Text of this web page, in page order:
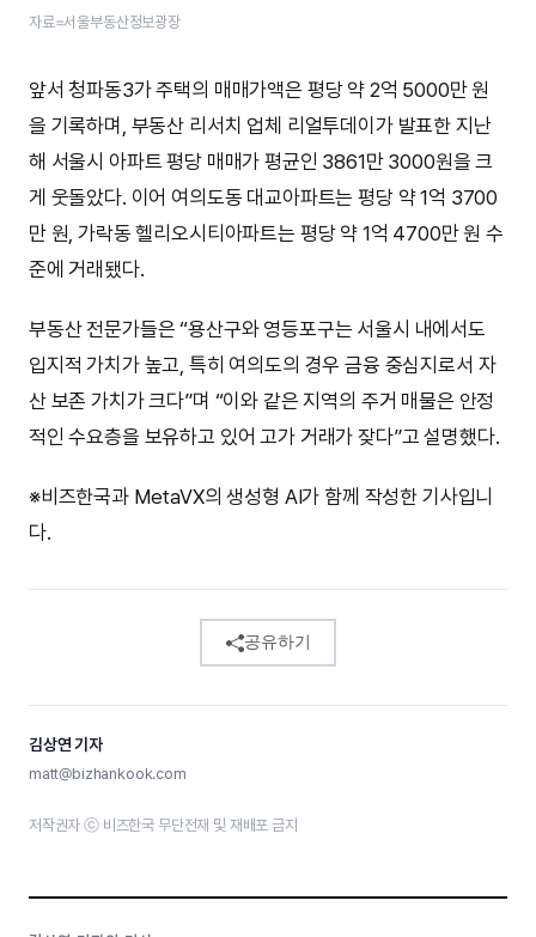
자료=서울부동산정보광장
앞서 청파동3가 주택의 매매가액은 평당 약 2억 5000만 원
을 기록하며, 부동산 리서치 업체 리얼투데이가 발표한 지난
해 서울시 아파트 평당 매매가 평균인 3861만 3000원을 크
게 웃돌았다. 이어 여의도동 대교아파트는 평당 약 1억 3700
만 원, 가락동 헬리오시티아파트는 평당 약 1억 4700만 원 수
준에 거래됐다.
부동산 전문가들은 “용산구와 영등포구는 서울시 내에서도
입지적 가치가 높고, 특히 여의도의 경우 금융 중심지로서 자
산 보존 가치가 크다”며 “이와 같은 지역의 주거 매물은 안정
적인 수요층을 보유하고 있어 고가 거래가 잦다”고 설명했다.
※비즈한국과 MetaVX의 생성형 AI가 함께 작성한 기사입니
다.
공유하기
김상연 기자
matt@bizhankook.com
저작권자 ⓒ 비즈한국 무단전재 및 재배포 금지